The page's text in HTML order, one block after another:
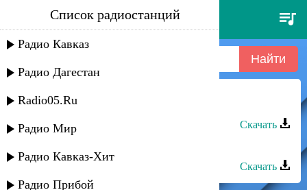
алибий романов - тойда таныс
Список радиостанций
Радио Кавказ
Радио Дагестан
Radio05.Ru
Радио Мир
Радио Кавказ-Хит
Радио Прибой
Алибий Романов - Тойда таныс
Скачать
Скачать